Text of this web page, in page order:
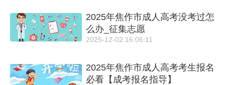
2025年焦作市成人高考没考过怎
么办_征集志愿
2025-12-02 16:06:11
2025年焦作市成人高考考生报名
必看【成考报名指导】